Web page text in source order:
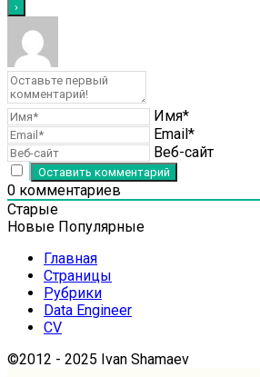
Имя*
Email*
Веб-сайт
0 комментариев
Старые
Новые Популярные
Главная
Страницы
Рубрики
Data Engineer
CV
©2012 - 2025 Ivan Shamaev